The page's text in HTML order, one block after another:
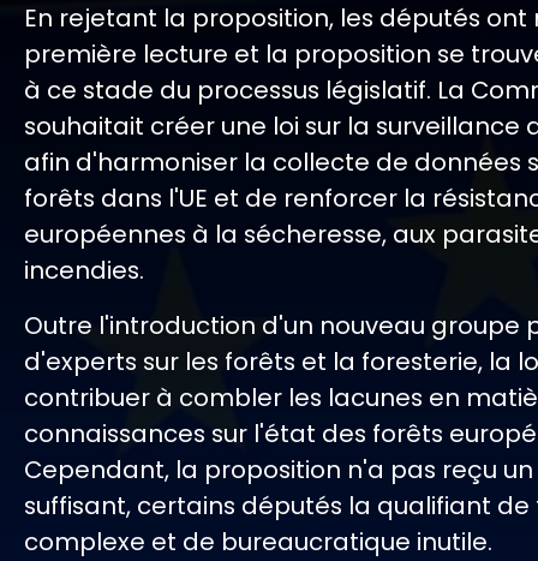
En rejetant la proposition, les députés ont
première lecture et la proposition se
à ce stade du processus législatif. La
souhaitait créer une loi sur la surveillance
afin d'harmoniser la collecte de données
forêts dans l'UE et de renforcer la
européennes à la sécheresse, aux
incendies.
Outre l'introduction d'un nouveau groupe
d'experts sur les forêts et la foresterie, la
contribuer à combler les lacunes en
connaissances sur l'état des forêts
Cependant, la proposition n'a pas reçu
suffisant, certains députés la qualifiant
complexe et de bureaucratique inutile.